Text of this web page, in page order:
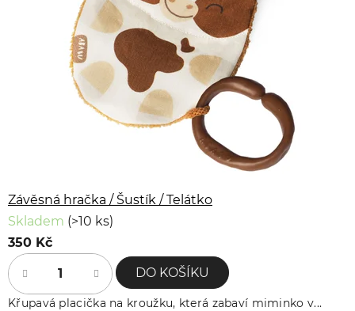
Závěsná hračka / Šustík / Telátko
Skladem (>10 ks)
350 Kč
DO KOŠÍKU
Křupavá placička na kroužku, která zabaví miminko v...